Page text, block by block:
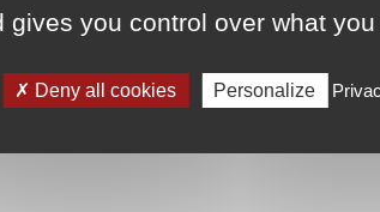
you control over what
Deny all cookies Personalize